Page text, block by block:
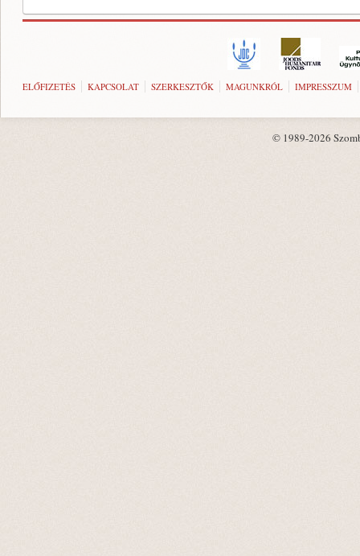
ELŐFIZETÉS KAPCSOLAT SZERKESZTŐK MAGUNKRÓL IMPRESSZUM
© 1989-2026